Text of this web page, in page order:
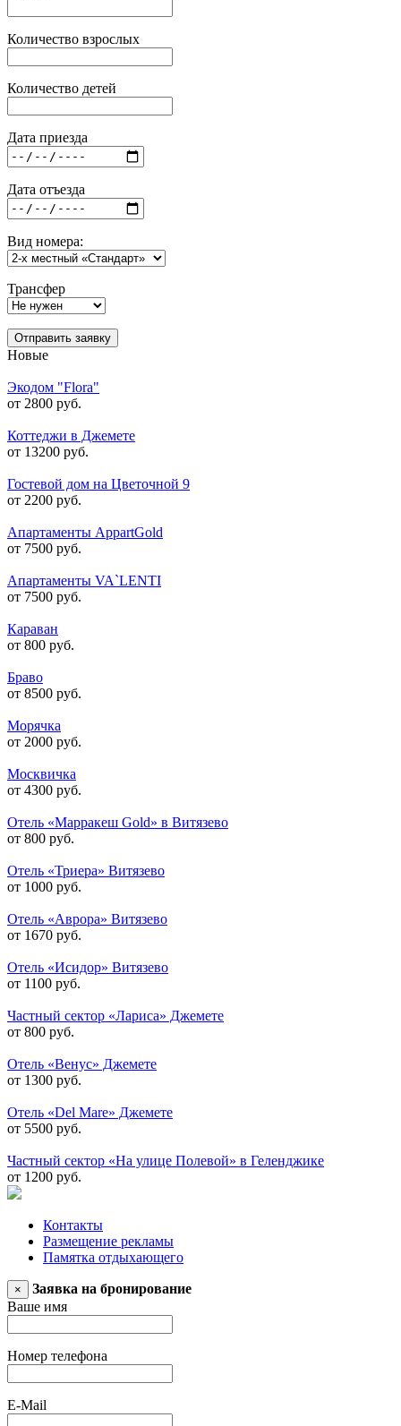
Количество взрослых
Количество детей
Дата приезда
Дата отъезда
Вид номера:
Трансфер
Отправить заявку
Новые
Экодом "Flora"
от 2800 руб.
Коттеджи в Джемете
от 13200 руб.
Гостевой дом на Цветочной 9
от 2200 руб.
Апартаменты AppartGold
от 7500 руб.
Апартаменты VA`LENTI
от 7500 руб.
Караван
от 800 руб.
Браво
от 8500 руб.
Морячка
от 2000 руб.
Москвичка
от 4300 руб.
Отель «Марракеш Gold» в Витязево
от 800 руб.
Отель «Триера» Витязево
от 1000 руб.
Отель «Аврора» Витязево
от 1670 руб.
Отель «Исидор» Витязево
от 1100 руб.
Частный сектор «Лариса» Джемете
от 800 руб.
Отель «Венус» Джемете
от 1300 руб.
Отель «Del Mare» Джемете
от 5500 руб.
Частный сектор «На улице Полевой» в Геленджике
от 1200 руб.
Контакты
Размещение рекламы
Памятка отдыхающего
×
Заявка на бронирование
Ваше имя
Номер телефона
E-Mail